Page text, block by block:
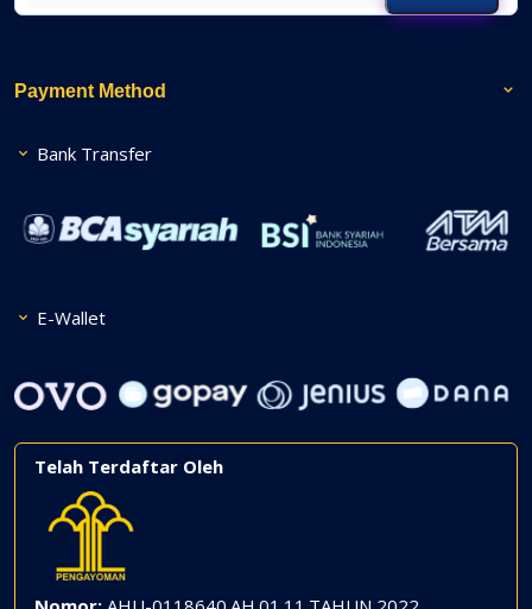
Payment Method
Bank Transfer
E-Wallet
Telah Terdaftar Oleh